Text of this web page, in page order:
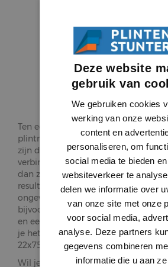
Hoe
Ten eerste is het belangrijk om de
plintneut te bestellen. Deze moet
zijn dan de plint. Bovendien dient
verbinding tussen plint en deur ook
dan zowel de plint en de deurlijst.
resultaat krijg je door een plintneut
ongeveer 2 centimeter hoger is dan
bijvoorbeeld een plint van
en een deurlijst van 12x70mm
je het beste kiezen voor een
22x75x110mm (dikte x breedte x
Wil je gebruik maken van
Deze website
gebruik van
We gebruiken cookies
werking van onze
content en
personaliseren, om
social media te bieden
websiteverkeer te
delen we informatie over
van onze site met onze
voor social media,
analyse. Deze partners
gegevens combineren
informatie die u aan